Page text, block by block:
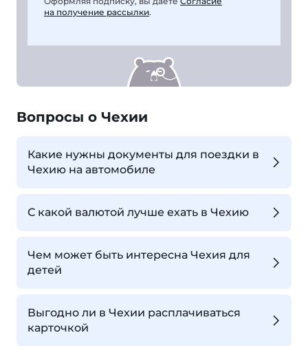
на получение рассылки.
Вопросы о Чехии
Какие нужны документы для поездки в
Чехию на автомобиле
С какой валютой лучше ехать в Чехию
Чем может быть интересна Чехия для
детей
Выгодно ли в Чехии расплачиваться
карточкой